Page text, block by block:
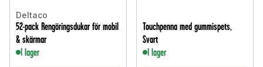
Deltaco
52-pack Rengöringsdukar för mobil
& skärmar
I lager
Touchpenna med gummispets,
Svart
I lager